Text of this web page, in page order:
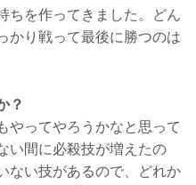
ちを作ってきました。どん
かり戦って最後に勝つのは
？
ってやろうかなと思って
い間に必殺技が増えたの
ない技があるので、どれか